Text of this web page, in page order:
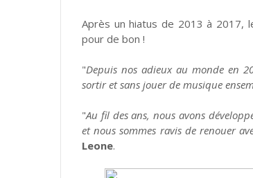
Après un hiatus de 2013 à 2017,
pour de bon !
"Depuis nos adieux au monde en
sortir et sans jouer de musique
"Au fil des ans, nous avons
et nous sommes ravis de renouer
Leone.